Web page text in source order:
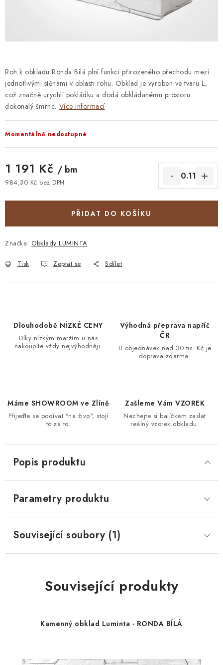
PRAKTICKÉ RADY
VZOREK
INSPIRACE
PROČ KOUPIT U NÁS?
VIRTUÁLNÍ PROHLÍDKA
OBCHODNÍ PODMÍNKY
REKLAMAČNÍ ŘÁD
Roh k obkladu Ronda Bílá plní funkci přirozeného přechodu mezi
jednotlivými stěnami v oblasti rohu. Obklad je vyroben ve tvaru L,
což značně urychlí pokládku a dodá obkládanému prostoru
dokonalý šmrnc. Více informací
Momentálně nedostupné
1 191 Kč / bm
984,30 Kč bez DPH
PŘIDAT DO KOŠÍKU
Značka: Obklady LUMINTA
Tisk Zeptat se Sdílet
Dlouhodobě NÍZKÉ CENY
Díky nízkým maržím u nás
nakoupíte vždy nejvýhodněji.
Výhodná přeprava napříč
ČR
U objednávek nad 30 tis. Kč je
doprava zdarma.
Máme SHOWROOM ve Zlíně
Přijeďte se podívat "na živo", stojí
to za to.
Zašleme Vám VZOREK
Nechejte si balíčkem zaslat
reálný vzorek obkladu.
Popis produktu
Parametry produktu
Související soubory (1)
Související produkty
Kamenný obklad Luminta - RONDA BÍLÁ